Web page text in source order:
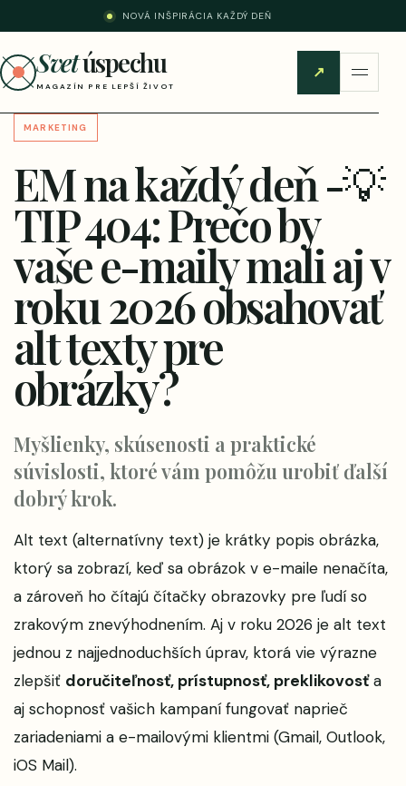
NOVÁ INŠPIRÁCIA KAŽDÝ DEŇ
Svetúspechu
MAGAZÍN PRE LEPŠÍ ŽIVOT
↗
MARKETING
EM na každý deň -💡
TIP 404: Prečo by
vaše e-maily mali aj v
roku 2026 obsahovať
alt texty pre
obrázky?
Myšlienky, skúsenosti a praktické
súvislosti, ktoré vám pomôžu urobiť ďalší
dobrý krok.
Alt text (alternatívny text) je krátky popis obrázka,
ktorý sa zobrazí, keď sa obrázok v e-maile nenačíta,
a zároveň ho čítajú čítačky obrazovky pre ľudí so
zrakovým znevýhodnením. Aj v roku 2026 je alt text
jednou z najjednoduchších úprav, ktorá vie výrazne
zlepšiť doručiteľnosť, prístupnosť, preklikovosťa
aj schopnosť vašich kampaní fungovať naprieč
zariadeniami a e-mailovými klientmi (Gmail, Outlook,
iOS Mail).